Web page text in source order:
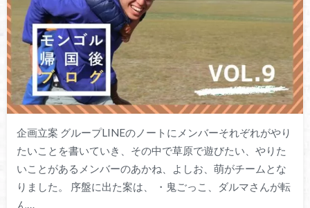
企画立案 グループLINEのノートにメンバーそれぞれがやり
たいことを書いていき、その中で草原で遊びたい、やりた
いことがあるメンバーのあかね、よしお、萌がチームとな
りました。 序盤に出た案は、 ・鬼ごっこ、ダルマさんが転
ん…